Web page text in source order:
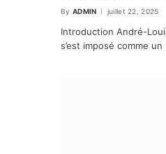
By ADMIN juillet 22, 2025
Introduction André-
s’est imposé comme